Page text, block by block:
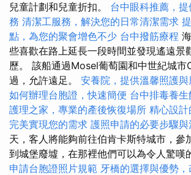
兒童計劃和兒童折扣。 台中眼科推薦，
務 清潔工服務，解決您的日常清潔需求
點，為您的聚會增色不少 台中撥筋療程
些喜歡在路上延長一段時間並發現遙遠景
歷。 該船通過Mosel葡萄園和中世紀城
過，允許遠足。 安養院，提供溫馨照護
如何辦理台胞證，快速簡便 台中排毒養生
護理之家，專業的產後恢復場所 精心設計
完美實現您的需求 護照申請的必要步驟
天，客人將能夠前往伯肯卡斯特城市，參
到城堡廢墟，在那裡他們可以為令人驚嘆
申請台胞證照片規範 牙橋的選擇與優勢